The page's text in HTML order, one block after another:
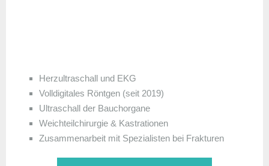
Herzultraschall und EKG
Volldigitales Röntgen (seit 2019)
Ultraschall der Bauchorgane
Weichteilchirurgie & Kastrationen
Zusammenarbeit mit Spezialisten bei Frakturen